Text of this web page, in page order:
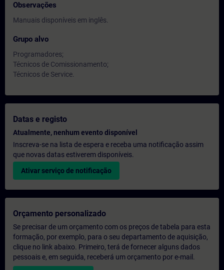
Observações
Manuais disponíveis em inglês.
Grupo alvo
Programadores;
Técnicos de Comissionamento;
Técnicos de Service.
Datas e registo
Atualmente, nenhum evento disponível
Inscreva-se na lista de espera e receba uma notificação assim
que novas datas estiverem disponíveis.
Ativar serviço de notificação
Orçamento personalizado
Se precisar de um orçamento com os preços de tabela para esta
formação, por exemplo, para o seu departamento de aquisição,
clique no link abaixo. Primeiro, terá de fornecer alguns dados
pessoais e, em seguida, receberá um orçamento por e-mail.